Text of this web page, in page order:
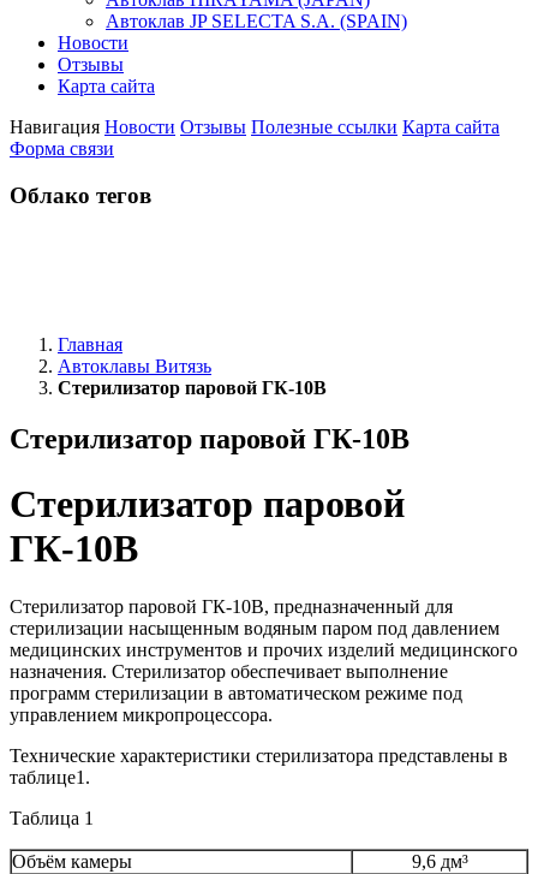
Автоклав JP SELECTA S.A. (SPAIN)
Новости
Отзывы
Карта сайта
Навигация Новости Отзывы Полезные ссылки Карта сайта
Форма связи
Облако тегов
Главная
Автоклавы Витязь
Cтерилизатор паровой ГК-10В
Cтерилизатор паровой ГК-10В
Cтерилизатор паровой
ГК-10В
Стерилизатор паровой ГК-10В, предназначенный для
стерилизации насыщенным водяным паром под давлением
медицинских инструментов и прочих изделий медицинского
назначения. Стерилизатор обеспечивает выполнение
программ стерилизации в автоматическом режиме под
управлением микропроцессора.
Технические характеристики стерилизатора представлены в
таблице1.
Таблица 1
Объём камеры
9,6 дм³